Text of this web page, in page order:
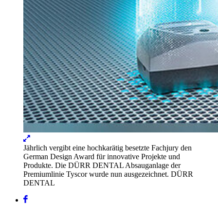
Lightbox
öffnen
Jährlich vergibt eine hochkarätig besetzte Fachjury den
German Design Award für innovative Projekte und
Produkte. Die DÜRR DENTAL Absauganlage der
Premiumlinie Tyscor wurde nun ausgezeichnet. DÜRR
DENTAL